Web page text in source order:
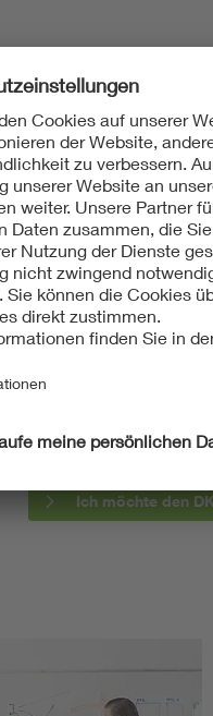
Mit unserem DKE
fassen wir die
berichten wir über
informieren wir
Ich möchte den